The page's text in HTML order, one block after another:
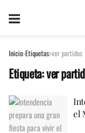
Inicio Etiquetas ver partidos
Etiqueta:ver
el